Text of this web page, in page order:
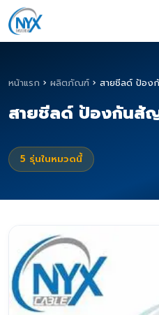
หน้าแรก › ผลิตภัณฑ์ › สายชีลด์ ป้อ
สายชีลด์ ป้องกัน
5 รุ่นในหมวดนี้